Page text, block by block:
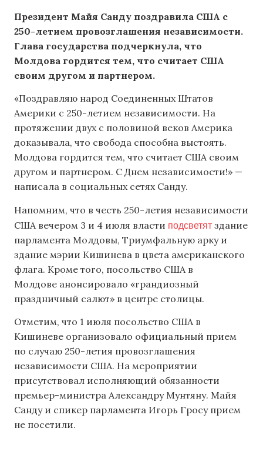
Президент Майя Санду поздравила США с
250-летием провозглашения независимости.
Глава государства подчеркнула, что
Молдова гордится тем, что считает США
своим другом и партнером.
«Поздравляю народ Соединенных Штатов
Америки с 250-летием независимости. На
протяжении двух с половиной веков Америка
доказывала, что свобода способна выстоять.
Молдова гордится тем, что считает США своим
другом и партнером. С Днем независимости!» —
написала в социальных сетях Санду.
Напомним, что в честь 250-летия независимости
США вечером 3 и 4 июля власти подсветят здание
парламента Молдовы, Триумфальную арку и
здание мэрии Кишинева в цвета американского
флага. Кроме того, посольство США в
Молдове анонсировало «грандиозный
праздничный салют» в центре столицы.
Отметим, что 1 июля посольство США в
Кишиневе организовало официальный прием
по случаю 250-летия провозглашения
независимости США. На мероприятии
присутствовал исполняющий обязанности
премьер-министра Александру Мунтяну. Майя
Санду и спикер парламента Игорь Гросу прием
не посетили.